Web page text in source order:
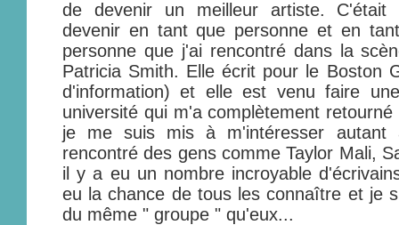
de devenir un meilleur artiste. C'était
devenir en tant que personne et en
personne que j'ai rencontré dans la
Patricia Smith. Elle écrit pour le Boston
d'information) et elle est venu faire
université qui m'a complètement
je me suis mis à m'intéresser autant
rencontré des gens comme Taylor Mali,
il y a eu un nombre incroyable
eu la chance de tous les connaître et je
du même " groupe " qu'eux...